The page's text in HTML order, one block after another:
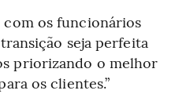
com os funcionários
seja perfeita
priorizando o melhor
os clientes.”